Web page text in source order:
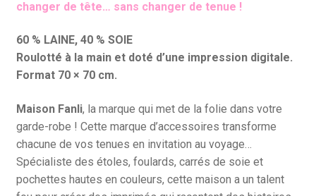
changer de tête… sans changer de tenue !
60 % LAINE, 40 % SOIE
Roulotté à la main et doté d’une impression digitale.
Format 70 × 70 cm.
Maison Fanli, la marque qui met de la folie dans votre
garde-robe ! Cette marque d’accessoires transforme
chacune de vos tenues en invitation au voyage…
Spécialiste des étoles, foulards, carrés de soie et
pochettes hautes en couleurs, cette maison a un talent